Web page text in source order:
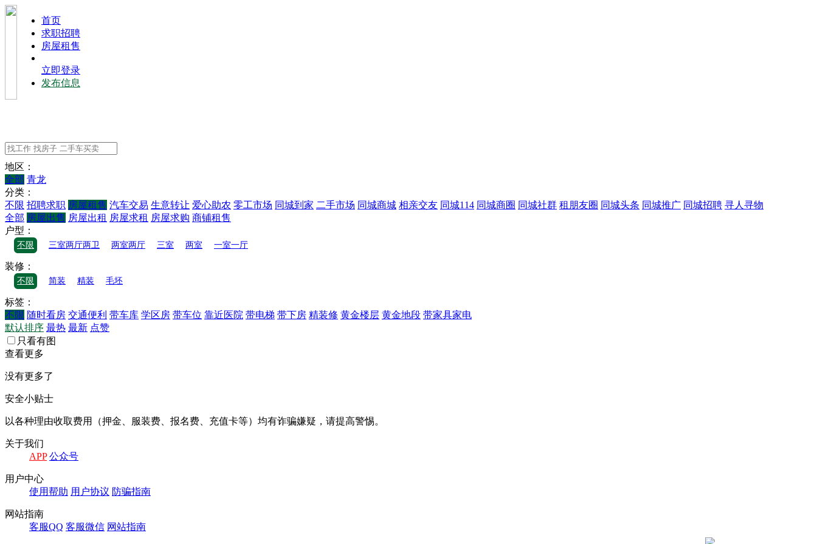
⾸⻚
求职招聘
房屋租售
立即登录
发布信息
地区：
全部 青龙
分类：
不限 招聘求职 房屋租售 汽车交易 生意转让 爱心助农 零工市场 同城到家 二手市场 同城商城 相亲交友 同城114 同城商圈 同城社群 租朋友圈 同城头条 同城推广 同城招聘 寻人寻物
全部 房屋出售 房屋出租 房屋求租 房屋求购 商铺租售
户型：
不限 三室两厅两卫 两室两厅 三室 两室 一室一厅
装修：
不限 简装 精装 毛坯
标签：
不限 随时看房 交通便利 带车库 学区房 带车位 靠近医院 带电梯 带下房 精装修 黄金楼层 黄金地段 带家具家电
默认排序 最热 最新 点赞
只看有图
查看更多
没有更多了
安全小贴士
以各种理由收取费⽤（押⾦、服装费、报名费、充值卡等）均有诈骗嫌疑，请提⾼警惕。
关于我们
APP 公众号
⽤户中⼼
使⽤帮助 ⽤户协议 防骗指南
⽹站指南
客服QQ 客服微信 ⽹站指南